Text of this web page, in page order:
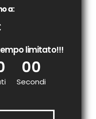
a:
limitato!!!
00
Secondi